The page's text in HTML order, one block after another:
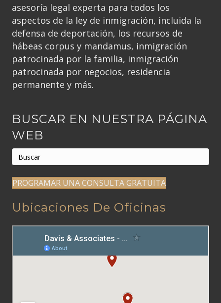
asesoría legal experta para todos los
aspectos de la ley de inmigración, incluida la
defensa de deportación, los recursos de
hábeas corpus y mandamus, inmigración
patrocinada por la familia, inmigración
patrocinada por negocios, residencia
permanente y más.
BUSCAR EN NUESTRA PÁGINA
WEB
PROGRAMAR UNA CONSULTA GRATUITA
Ubicaciones De Oficinas